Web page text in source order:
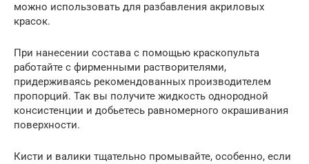
можно использовать для разбавления акриловых
красок.
При нанесении состава с помощью краскопульта
работайте с фирменными растворителями,
придерживаясь рекомендованных производителем
пропорций. Так вы получите жидкость однородной
консистенции и добьетесь равномерного окрашивания
поверхности.
Кисти и валики тщательно промывайте, особенно, если